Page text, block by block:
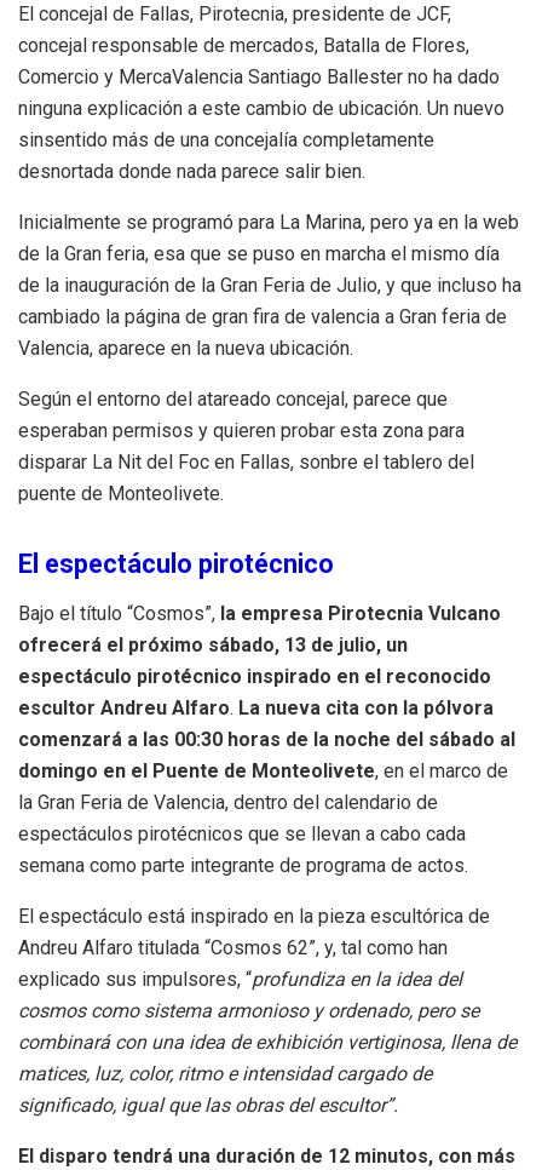
El concejal de Fallas, Pirotecnia, presidente de JCF,
concejal responsable de mercados, Batalla de Flores,
Comercio y MercaValencia Santiago Ballester no ha dado
ninguna explicación a este cambio de ubicación. Un nuevo
sinsentido más de una concejalía completamente
desnortada donde nada parece salir bien.
Inicialmente se programó para La Marina, pero ya en la web
de la Gran feria, esa que se puso en marcha el mismo día
de la inauguración de la Gran Feria de Julio, y que incluso ha
cambiado la página de gran fira de valencia a Gran feria de
Valencia, aparece en la nueva ubicación.
Según el entorno del atareado concejal, parece que
esperaban permisos y quieren probar esta zona para
disparar La Nit del Foc en Fallas, sonbre el tablero del
puente de Monteolivete.
El espectáculo pirotécnico
Bajo el título “Cosmos”, la empresa Pirotecnia Vulcano
ofrecerá el próximo sábado, 13 de julio, un
espectáculo pirotécnico inspirado en el reconocido
escultor Andreu Alfaro. La nueva cita con la pólvora
comenzará a las 00:30 horas de la noche del sábado al
domingo en el Puente de Monteolivete, en el marco de
la Gran Feria de Valencia, dentro del calendario de
espectáculos pirotécnicos que se llevan a cabo cada
semana como parte integrante de programa de actos.
El espectáculo está inspirado en la pieza escultórica de
Andreu Alfaro titulada “Cosmos 62”, y, tal como han
explicado sus impulsores, “profundiza en la idea del
cosmos como sistema armonioso y ordenado, pero se
combinará con una idea de exhibición vertiginosa, llena de
matices, luz, color, ritmo e intensidad cargado de
significado, igual que las obras del escultor”.
El disparo tendrá una duración de 12 minutos, con más